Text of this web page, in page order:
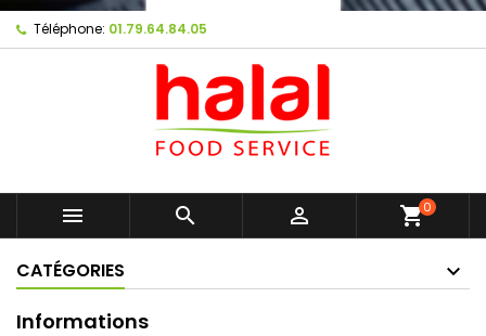
Téléphone: 01.79.64.84.05
   shopping_cart0
CATÉGORIES
Informations